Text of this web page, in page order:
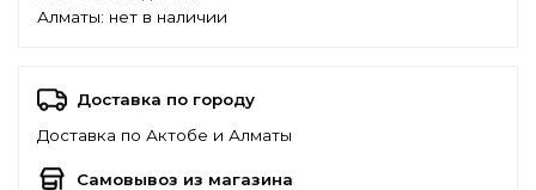
Алматы: нет в наличии
Доставка по городу
Доставка по Актобе и Алматы
Самовывоз из магазина